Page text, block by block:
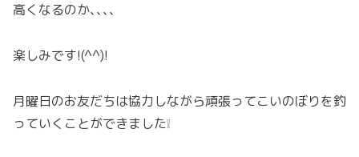
高くなるのか､､､､
楽しみです!(^^)!
月曜日のお友だちは協力しながら頑張ってこいのぼりを釣
っていくことができました❕